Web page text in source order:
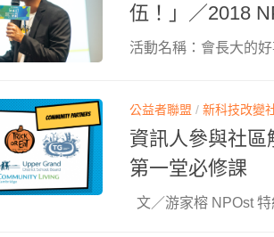
伍！」／2018
活動名稱：會長大的
公益者聯盟 / 新科技改變
資訊人參與社
第一堂必修課
文／游家榕 NPOst